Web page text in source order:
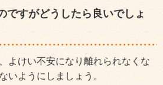
ですがどうしたら良いでしょ
よけい不安になり離れられなくな
いようにしましょう。